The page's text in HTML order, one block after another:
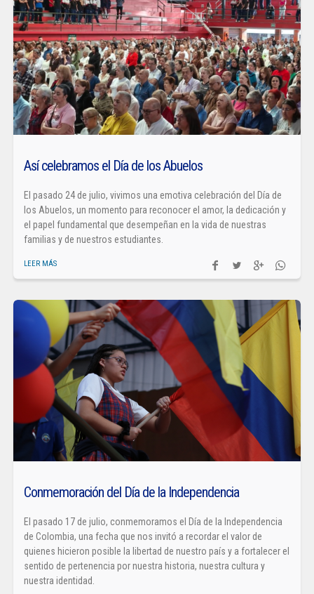
Así celebramos el Día de los Abuelos
El pasado 24 de julio, vivimos una emotiva celebración del Día de
los Abuelos, un momento para reconocer el amor, la dedicación y
el papel fundamental que desempeñan en la vida de nuestras
familias y de nuestros estudiantes.
LEER MÁS
Conmemoración del Día de la Independencia
El pasado 17 de julio, conmemoramos el Día de la Independencia
de Colombia, una fecha que nos invitó a recordar el valor de
quienes hicieron posible la libertad de nuestro país y a fortalecer el
sentido de pertenencia por nuestra historia, nuestra cultura y
nuestra identidad.